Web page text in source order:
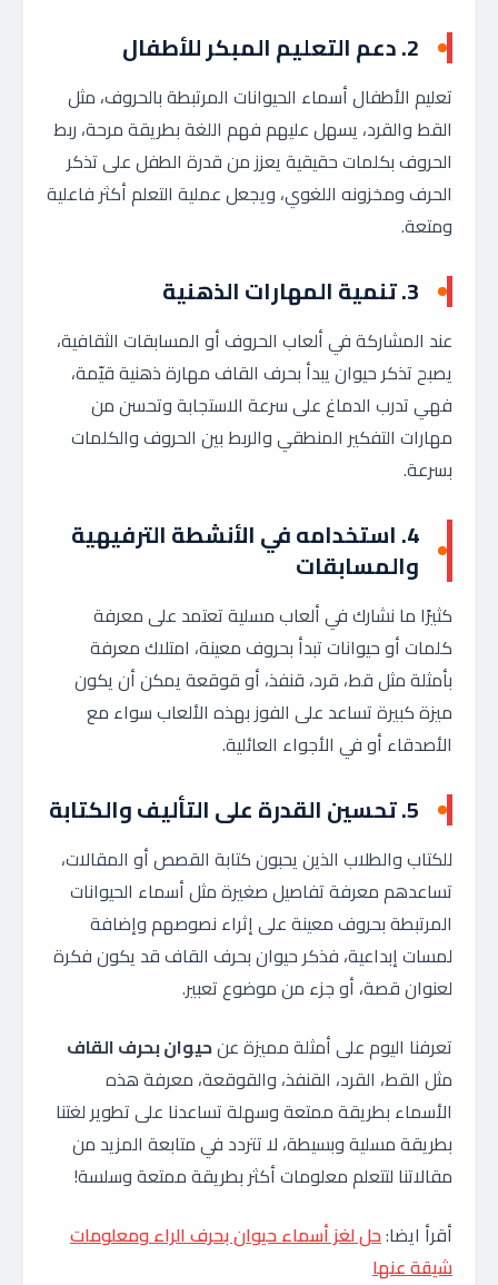
2. دعم التعليم المبكر للأطفال
تعليم الأطفال أسماء الحيوانات المرتبطة بالحروف، مثل
القط والقرد، يسهل عليهم فهم اللغة بطريقة مرحة، ربط
الحروف بكلمات حقيقية يعزز من قدرة الطفل على تذكر
الحرف ومخزونه اللغوي، ويجعل عملية التعلم أكثر فاعلية
ومتعة.
3. تنمية المهارات الذهنية
عند المشاركة في ألعاب الحروف أو المسابقات الثقافية،
يصبح تذكر حيوان يبدأ بحرف القاف مهارة ذهنية قيّمة،
فهي تدرب الدماغ على سرعة الاستجابة وتحسن من
مهارات التفكير المنطقي والربط بين الحروف والكلمات
بسرعة.
4. استخدامه في الأنشطة الترفيهية
والمسابقات
كثيرًا ما نشارك في ألعاب مسلية تعتمد على معرفة
كلمات أو حيوانات تبدأ بحروف معينة، امتلاك معرفة
بأمثلة مثل قط، قرد، قنفذ، أو قوقعة يمكن أن يكون
ميزة كبيرة تساعد على الفوز بهذه الألعاب سواء مع
الأصدقاء أو في الأجواء العائلية.
5. تحسين القدرة على التأليف والكتابة
للكتاب والطلاب الذين يحبون كتابة القصص أو المقالات،
تساعدهم معرفة تفاصيل صغيرة مثل أسماء الحيوانات
المرتبطة بحروف معينة على إثراء نصوصهم وإضافة
لمسات إبداعية، فذكر حيوان بحرف القاف قد يكون فكرة
لعنوان قصة، أو جزء من موضوع تعبير.
تعرفنا اليوم على أمثلة مميزة عنحيوان بحرف القاف
مثل القط، القرد، القنفذ، والقوقعة، معرفة هذه
الأسماء بطريقة ممتعة وسهلة تساعدنا على تطوير لغتنا
بطريقة مسلية وبسيطة، لا تتردد في متابعة المزيد من
مقالاتنا لتتعلم معلومات أكثر بطريقة ممتعة وسلسة!
أقرأ ايضا:حل لغز أسماء حيوان بحرف الراء ومعلومات
شيقة عنها